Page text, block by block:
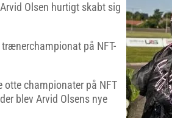
Olsen hurtigt skabt sig
på NFT-
championater på NFT
blev Arvid Olsens nye